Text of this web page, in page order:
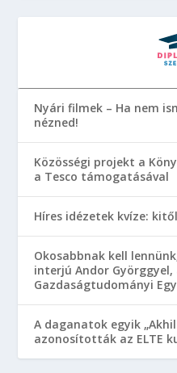
Nyári filmek – Ha nem
nézned!
Közösségi projekt a
a Tesco támogatásával
Híres idézetek kvíze:
Okosabbnak kell
interjú Andor Györggyel,
Gazdaságtudományi
A daganatok egyik
azonosították az ELTE